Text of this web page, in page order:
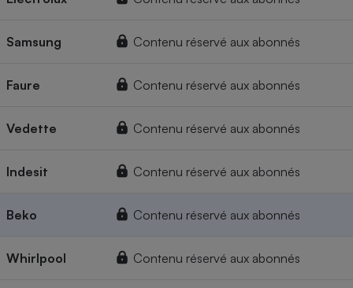
Samsung Contenu réservé aux abonnés
Faure Contenu réservé aux abonnés
Vedette Contenu réservé aux abonnés
Indesit Contenu réservé aux abonnés
Beko Contenu réservé aux abonnés
Whirlpool Contenu réservé aux abonnés